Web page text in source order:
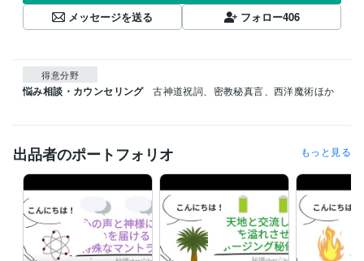
メッセージを送る
フォロー406
得意分野
悩み相談・カウンセリング 古神道祝詞、密教秘真言、西洋魔術ほか
出品者のポートフォリオ もっと見る